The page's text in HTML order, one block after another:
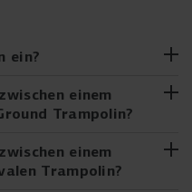
ein?
gekauft? Das Eingraben
schwieriger, als es ist.
den gesamten Prozess,
bis zum
einem
Trampolin?
du die wichtigsten
einem
Trampolin?